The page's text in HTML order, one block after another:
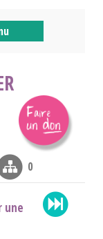
0
une